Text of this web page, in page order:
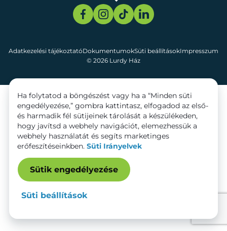
© 2026 Lurdy Ház
Adatkezelési tájékoztatóDokumentumokSüti beállításokImpresszum
Ha folytatod a böngészést vagy ha a “Minden süti
engedélyezése,” gombra kattintasz, elfogadod az első-
és harmadik fél sütijeinek tárolását a készülékeden,
hogy javítsd a webhely navigációt, elemezhessük a
webhely használatát és segíts marketinges
erőfeszítéseinkben. Süti Irányelvek
Sütik engedélyezése
Süti beállítások